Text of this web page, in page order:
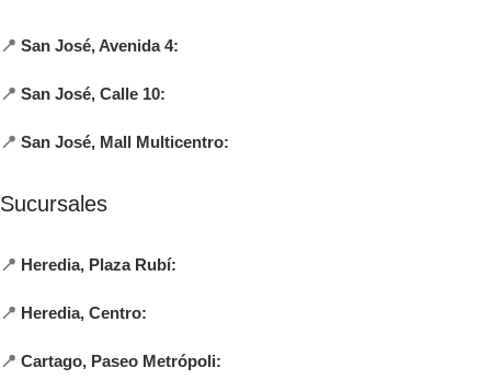
📍 San José, Avenida 4:
📍 San José, Calle 10:
📍 San José, Mall Multicentro:
Sucursales
📍 Heredia, Plaza Rubí:
📍 Heredia, Centro:
📍 Cartago, Paseo Metrópoli: